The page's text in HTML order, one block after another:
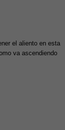
el aliento en esta
va ascendiendo